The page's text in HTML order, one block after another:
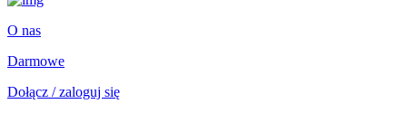
O nas
Darmowe
Dołącz / zaloguj się